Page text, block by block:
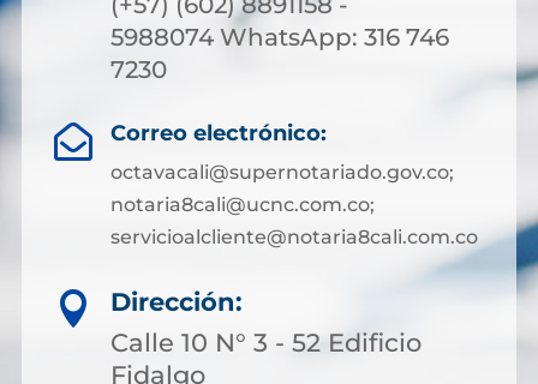
5988074 WhatsApp: 316 746
7230
 Correo electrónico:
octavacali@supernotariado.gov.co;
notaria8cali@ucnc.com.co;
servicioalcliente@notaria8cali.com.co

Dirección:
Calle 10 N° 3 - 52 Edificio
Fidalgo